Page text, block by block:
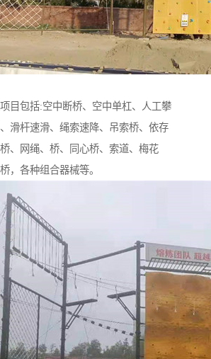
目包括:空中断桥、空中单杠、人工攀
滑杆速滑、绳索速降、吊索桥、依存
、网绳、桥、同心桥、索道、梅花
，各种组合器械等。